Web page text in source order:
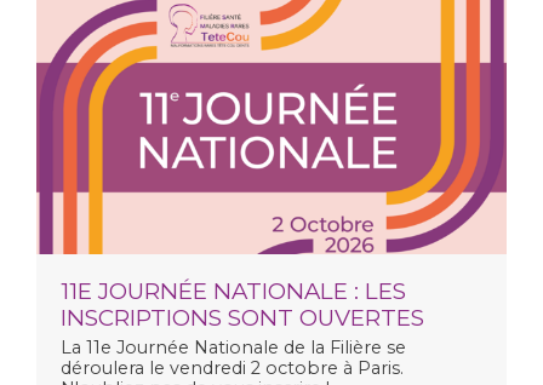
11E JOURNÉE NATIONALE : LES
INSCRIPTIONS SONT OUVERTES
La 11e Journée Nationale de la Filière se
déroulera le vendredi 2 octobre à Paris.